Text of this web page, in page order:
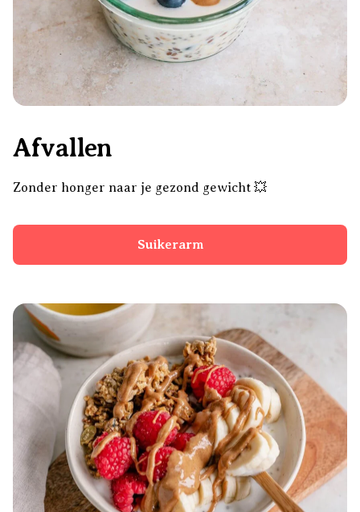
Afvallen
Zonder honger naar je gezond gewicht 💥
Suikerarm